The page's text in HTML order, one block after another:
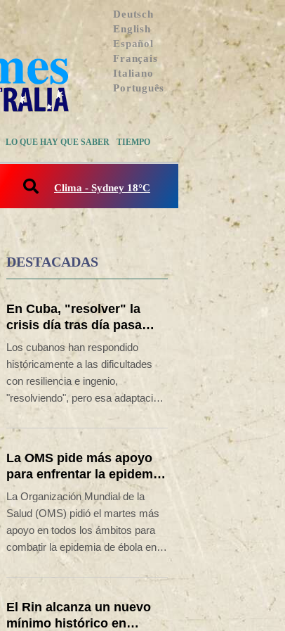
Deutsch
English
Español
Français
Italiano
Português
LO QUE HAY QUE SABER TIEMPO
Clima - Sydney 18°C
DESTACADAS
En Cuba, "resolver" la
crisis día tras día pasa
factura
Los cubanos han respondido
históricamente a las dificultades
con resiliencia e ingenio,
"resolviendo", pero esa adaptación
costo psicológico en medio de la
mayor crisis de la isla en décadas.
La OMS pide más apoyo
para enfrentar la epidemia
de ébola en RD Congo
La Organización Mundial de la
Salud (OMS) pidió el martes más
apoyo en todos los ámbitos para
combatir la epidemia de ébola en la
República Democrática del Congo
(RDC), que avanza más rápido
que la respuesta sanitaria.
El Rin alcanza un nuevo
mínimo histórico en